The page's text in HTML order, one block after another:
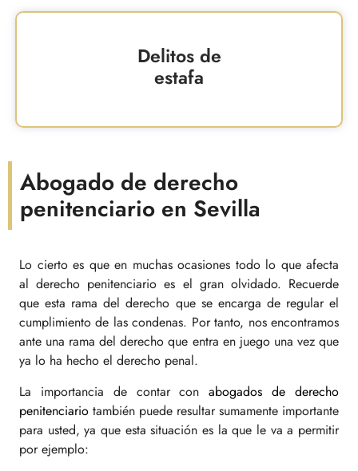
Delitos de
estafa
Abogado de derecho
penitenciario en Sevilla
Lo cierto es que en muchas ocasiones todo lo que afecta
al derecho penitenciario es el gran olvidado. Recuerde
que esta rama del derecho que se encarga de regular el
cumplimiento de las condenas. Por tanto, nos encontramos
ante una rama del derecho que entra en juego una vez que
ya lo ha hecho el derecho penal.
La importancia de contar conabogados de derecho
penitenciario también puede resultar sumamente importante
para usted, ya que esta situación es la que le va a permitir
por ejemplo: